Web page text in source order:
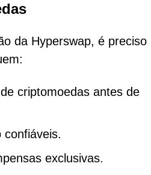
da Hyperswap, é preciso
criptomoedas antes de
confiáveis.
exclusivas.